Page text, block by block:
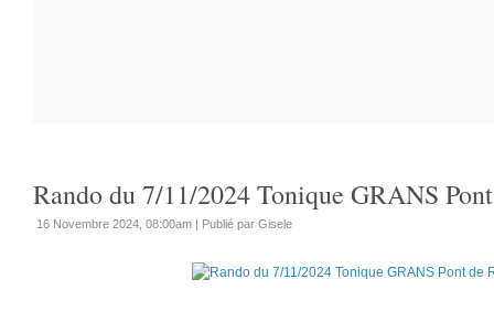
Rando du 7/11/2024 Tonique GRANS
16 Novembre 2024, 08:00am | Publié par Gisele